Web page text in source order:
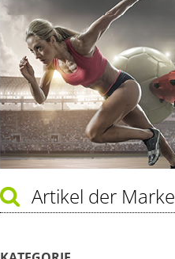
Artikel der Marke